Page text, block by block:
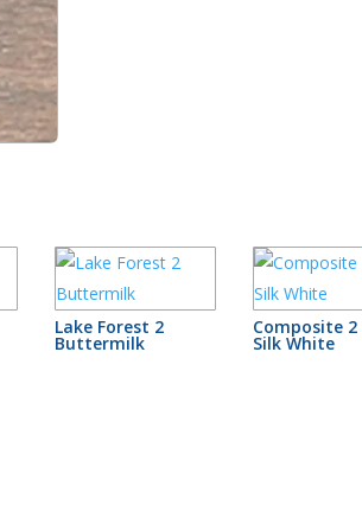
Lake Forest 2
Buttermilk
Composite 2
Silk White